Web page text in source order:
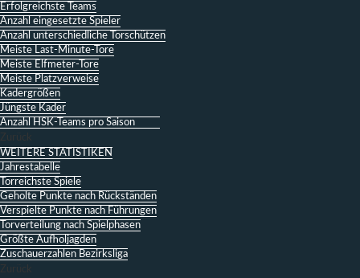
Erfolgreichste Teams
Anzahl eingesetzte Spieler
Anzahl unterschiedliche Torschützen
Meiste Last-Minute-Tore
Meiste Elfmeter-Tore
Meiste Platzverweise
Kadergrößen
Jüngste Kader
Anzahl HSK-Teams pro Saison
Zurück
WEITERE STATISTIKEN
Jahrestabelle
Torreichste Spiele
Geholte Punkte nach Rückständen
Verspielte Punkte nach Führungen
Torverteilung nach Spielphasen
Größte Aufholjagden
Zuschauerzahlen Bezirksliga
Zurück